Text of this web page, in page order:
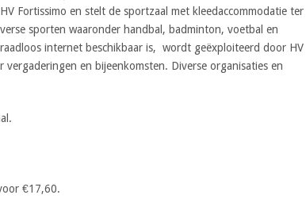
Fortissimo en stelt de sportzaal met kleedaccommodatie ter
sporten waaronder handbal, badminton, voetbal en
internet beschikbaar is, wordt geëxploiteerd door HV
en bijeenkomsten. Diverse organisaties en
€17,60.